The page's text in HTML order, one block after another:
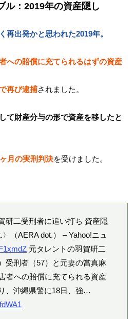
ル：2019年の資産隠し
再出発かと思われた2019年。
への賠償に充てられるはずの資産
再び逮捕されました。
て財産分与の形で資産を移したと
月の実刑判決を受けました。
研二受刑者に追い打ち 資産隠
（AERA dot.） – Yahoo!ニュ
元タレントの羽賀研二
受刑者（57）と元妻の當真麻
者への賠償に充てられる資産
、沖縄県警に18日、強…